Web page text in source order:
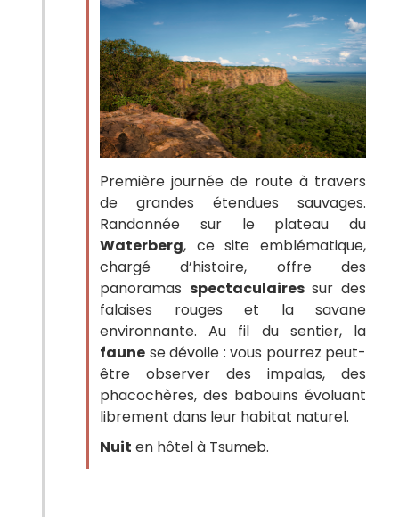
Première journée de route à travers
de grandes étendues sauvages.
Randonnée sur le plateau du
Waterberg, ce site emblématique,
chargé d’histoire, offre des
panoramas spectaculairessur des
falaises rouges et la savane
environnante. Au fil du sentier, la
faune se dévoile : vous pourrez peut-
être observer des impalas, des
phacochères, des babouins évoluant
librement dans leur habitat naturel.
Nuit en hôtel à Tsumeb.